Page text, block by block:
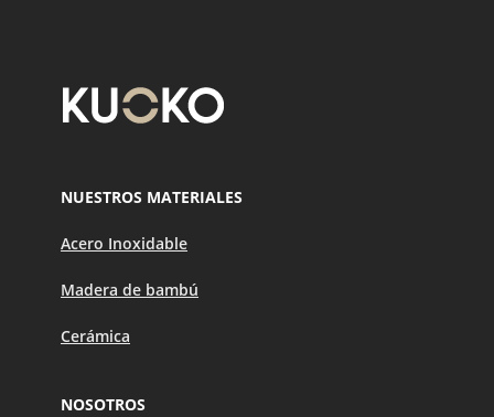
NUESTROS MATERIALES
Acero Inoxidable
Madera de bambú
Cerámica
NOSOTROS